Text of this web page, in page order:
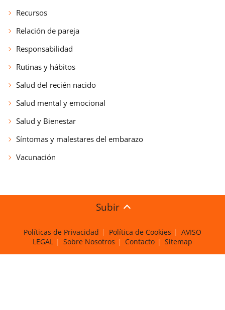
Recursos
Relación de pareja
Responsabilidad
Rutinas y hábitos
Salud del recién nacido
Salud mental y emocional
Salud y Bienestar
Síntomas y malestares del embarazo
Vacunación
Subir
Políticas de Privacidad Política de Cookies
AVISO
LEGAL
Sobre Nosotros Contacto Sitemap